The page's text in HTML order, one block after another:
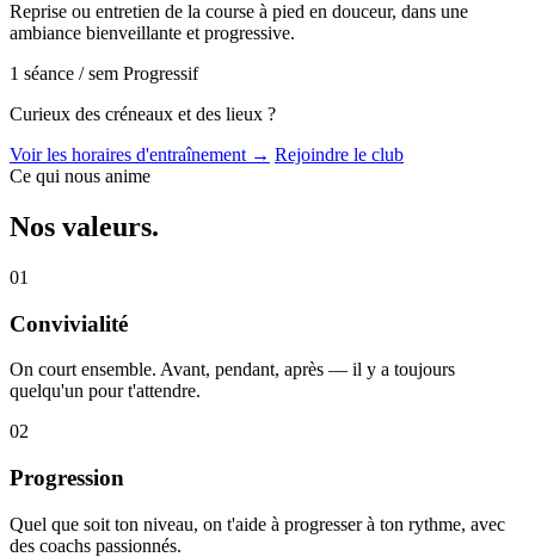
Reprise ou entretien de la course à pied en douceur, dans une
ambiance bienveillante et progressive.
1 séance / sem Progressif
Curieux des créneaux et des lieux ?
Voir les horaires d'entraînement → Rejoindre le club
Ce qui nous anime
Nos valeurs.
01
Convivialité
On court ensemble. Avant, pendant, après — il y a toujours
quelqu'un pour t'attendre.
02
Progression
Quel que soit ton niveau, on t'aide à progresser à ton rythme, avec
des coachs passionnés.